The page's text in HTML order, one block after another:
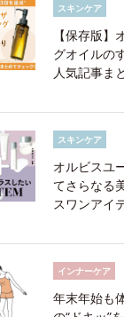
スキンケア
【保存版】
グオイルの
人気記事ま
スキンケア
オルビスユ
てさらなる
スワンアイ
インナーケア
年末年始も